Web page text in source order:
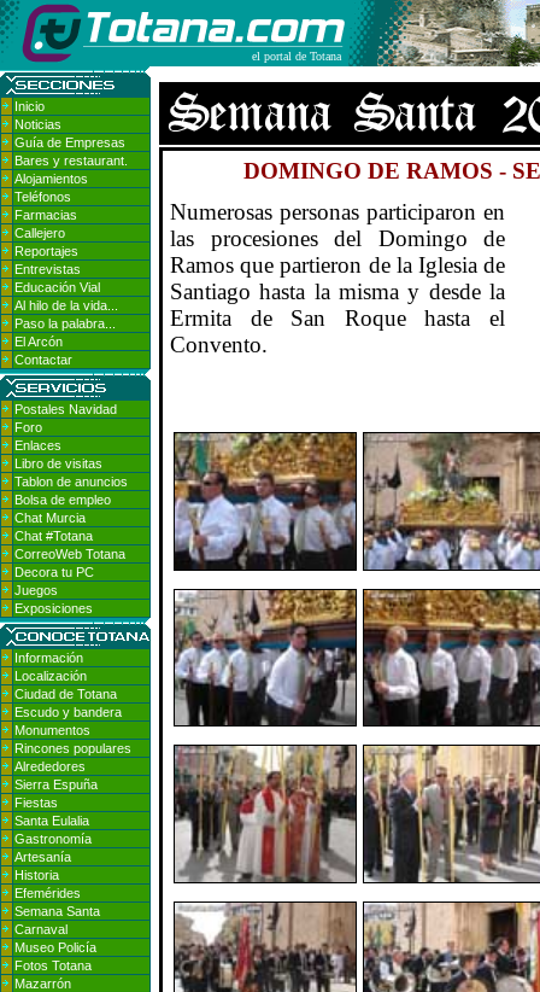
el portal de Totana
Inicio
Noticias
Guía de Empresas
Bares y restaurant.
Alojamientos
Teléfonos
Farmacias
Callejero
Reportajes
Entrevistas
Educación Vial
Al hilo de la vida...
Paso la palabra...
El Arcón
Contactar
Postales Navidad
Foro
Enlaces
Libro de visitas
Tablon de anuncios
Bolsa de empleo
Chat Murcia
Chat #Totana
CorreoWeb Totana
Decora tu PC
Juegos
Exposiciones
Información
Localización
Ciudad de Totana
Escudo y bandera
Monumentos
Rincones populares
Alrededores
Sierra Espuña
Fiestas
Santa Eulalia
Gastronomía
Artesanía
Historia
Efemérides
Semana Santa
Carnaval
Museo Policía
Fotos Totana
Mazarrón
DOMINGO DE RAMOS -
Numerosas personas participaron en
las procesiones del Domingo de
Ramos que partieron de la Iglesia de
Santiago hasta la misma y desde la
Ermita de San Roque hasta el
Convento.